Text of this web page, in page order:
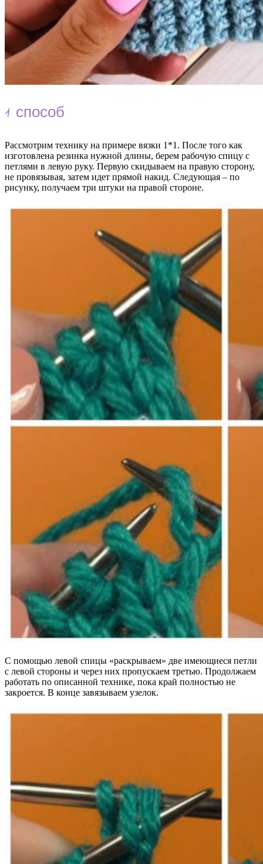
1 способ
Рассмотрим технику на примере вязки 1*1. После того как
изготовлена резинка нужной длины, берем рабочую спицу с
петлями в левую руку. Первую скидываем на правую сторону,
не провязывая, затем идет прямой накид. Следующая – по
рисунку, получаем три штуки на правой стороне.
С помощью левой спицы «раскрываем» две имеющиеся петли
с левой стороны и через них пропускаем третью. Продолжаем
работать по описанной технике, пока край полностью не
закроется. В конце завязываем узелок.